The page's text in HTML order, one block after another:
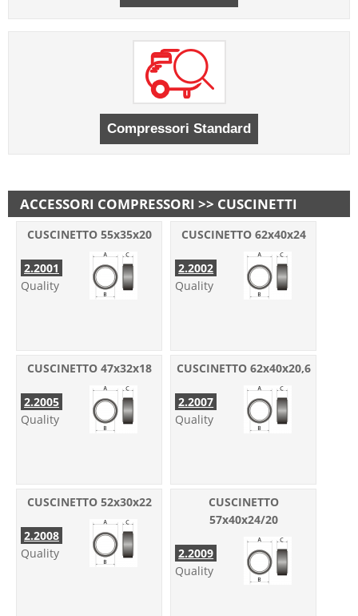
ACCESSORI COMPRESSORI >> CUSCINETTI
CUSCINETTO 55x35x20
2.2001
Quality
CUSCINETTO 62x40x24
2.2002
Quality
CUSCINETTO 47x32x18
2.2005
Quality
CUSCINETTO 62x40x20,6
2.2007
Quality
CUSCINETTO 52x30x22
2.2008
Quality
CUSCINETTO
57x40x24/20
2.2009
Quality